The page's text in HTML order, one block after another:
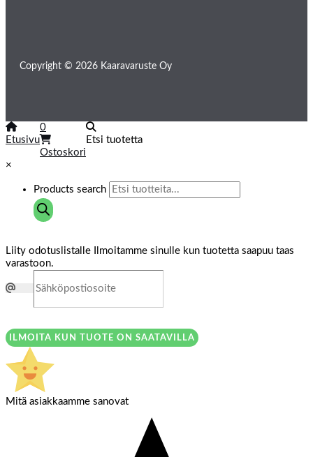
Copyright © 2026 Kaaravaruste Oy
Etusivu
0
Ostoskori
Etsi tuotetta
×
Products search
Liity odotuslistalle
Ilmoitamme sinulle kun tuotetta saapuu taas
varastoon.
ILMOITA KUN TUOTE ON SAATAVILLA
Mitä asiakkaamme sanovat